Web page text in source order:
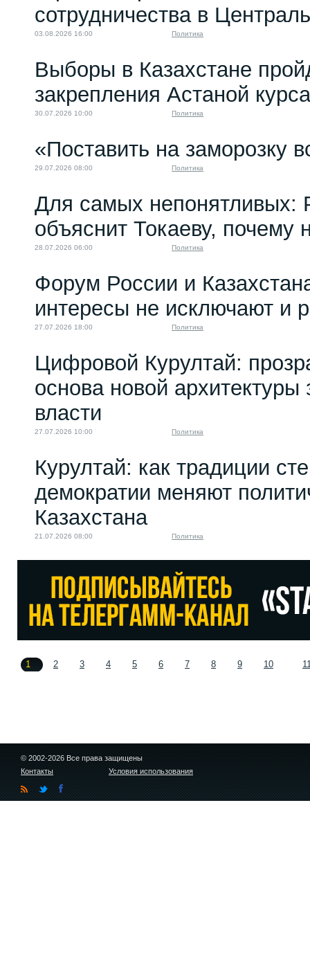
сотрудничества в
03.08.2026 16:00 Политика
Выборы в Казахстане
закрепления Астаной
30.07.2026 10:00 Политика
«Поставить на заморозку
29.07.2026 08:00 Политика
Для самых непонятливых:
объяснит Токаеву,
28.07.2026 06:00 Политика
Форум России и
интересы не исключают и
27.07.2026 18:00 Политика
Цифровой Курултай:
основа новой архитектуры
власти
27.07.2026 10:00 Политика
Курултай: как традиции
демократии меняют
Казахстана
21.07.2026 08:00 Политика
1 2 3 4 5 6 7 8 9 10
© 2002-2026 Все права защищены
Контакты
Условия использования